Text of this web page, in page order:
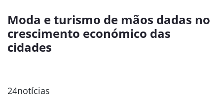
Moda e turismo de mãos dadas no
crescimento económico das
cidades
24notícias